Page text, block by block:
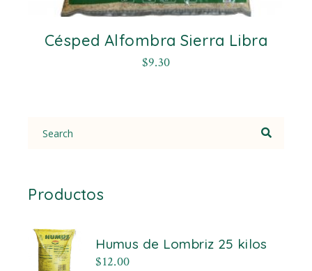
Césped Alfombra Sierra Libra
$9.30
for:
Productos
Humus de Lombriz 25 kilos
$12.00